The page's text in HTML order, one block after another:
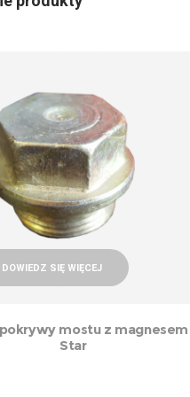
DOWIEDZ SIĘ WIĘCEJ
mostu z magnesem
Star